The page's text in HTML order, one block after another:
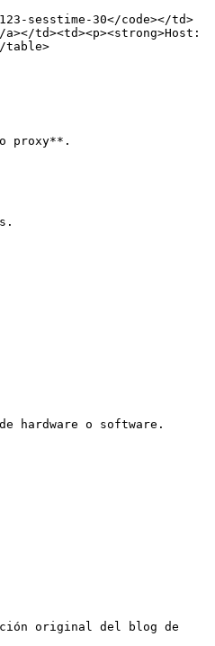
sesstime-30</code></td>
a></td><td><p><strong>Host:
table>
proxy**.
hardware o software.
original del blog de